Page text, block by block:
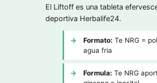
El Liftoff es una tableta
deportiva Herbalife24.
Formato: Te NRG =
agua fria
Formula: Te NRG